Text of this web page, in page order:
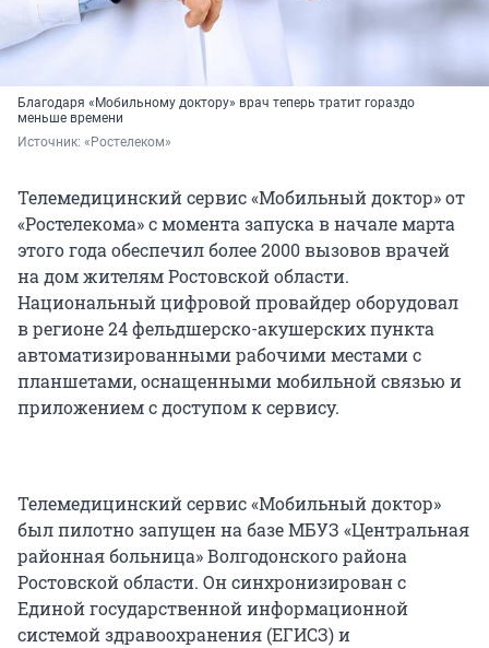
Благодаря «Мобильному доктору» врач теперь тратит гораздо
меньше времени
Источник: «Ростелеком»
Телемедицинский сервис «Мобильный доктор» от
«Ростелекома» с момента запуска в начале марта
этого года обеспечил более 2000 вызовов врачей
на дом жителям Ростовской области.
Национальный цифровой провайдер оборудовал
в регионе 24 фельдшерско-акушерских пункта
автоматизированными рабочими местами с
планшетами, оснащенными мобильной связью и
приложением с доступом к сервису.
Телемедицинский сервис «Мобильный доктор»
был пилотно запущен на базе МБУЗ «Центральная
районная больница» Волгодонского района
Ростовской области. Он синхронизирован с
Единой государственной информационной
системой здравоохранения (ЕГИСЗ) и